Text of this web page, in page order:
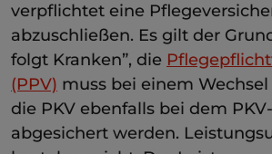
verpflichtet eine
abzuschließen. Es gilt der
folgt Kranken”, die
(PPV) muss bei einem Wechsel
die PKV ebenfalls bei dem
abgesichert werden.